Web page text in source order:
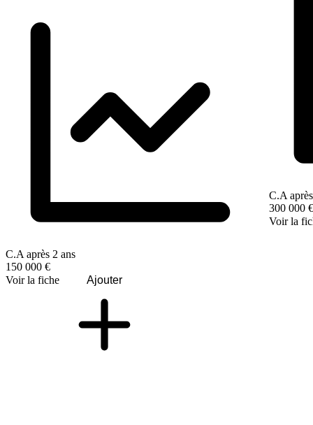
C.A après 2 ans
150 000 €
Voir la fiche
Ajouter
C.A
300 000 €
Voir la